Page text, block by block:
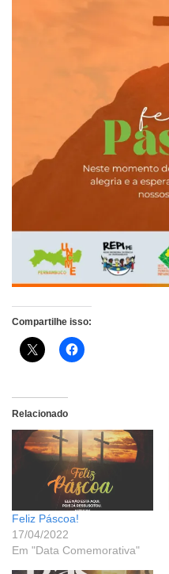
Compartilhe isso:
Relacionado
Feliz Páscoa!
17/04/2022
Em "Data Comemorativa"